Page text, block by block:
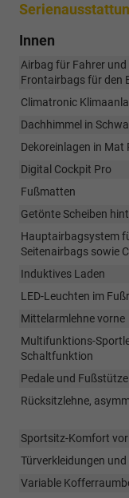
Innen
Airbag für Fahrer
Frontairbags für den
Climatronic
Dachhimmel in
Dekoreinlagen in Mat
Digital Cockpit Pro
Fußmatten
Getönte Scheiben
Hauptairbagsystem
Seitenairbags sowie
Induktives Laden
LED-Leuchten im
Mittelarmlehne vorne
Multifunktions-
Schaltfunktion
Pedale und
Rücksitzlehne,
Sportsitz-Komfort
Türverkleidungen
Variable